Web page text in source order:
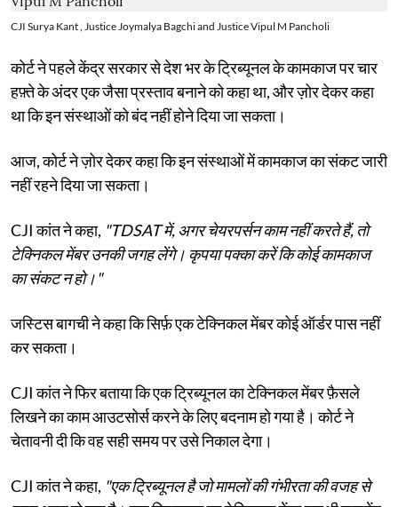
CJI Surya Kant , Justice Joymalya Bagchi and Justice Vipul M Pancholi
कोर्ट ने पहले केंद्र सरकार से देश भर के ट्रिब्यूनल के कामकाज पर चार
हफ़्ते के अंदर एक जैसा प्रस्ताव बनाने को कहा था, और ज़ोर देकर कहा
था कि इन संस्थाओं को बंद नहीं होने दिया जा सकता।
आज, कोर्ट ने ज़ोर देकर कहा कि इन संस्थाओं में कामकाज का संकट जारी
नहीं रहने दिया जा सकता।
CJI कांत ने कहा, "TDSAT में, अगर चेयरपर्सन काम नहीं करते हैं, तो
टेक्निकल मेंबर उनकी जगह लेंगे। कृपया पक्का करें कि कोई कामकाज
का संकट न हो।"
जस्टिस बागची ने कहा कि सिर्फ़ एक टेक्निकल मेंबर कोई ऑर्डर पास नहीं
कर सकता।
CJI कांत ने फिर बताया कि एक ट्रिब्यूनल का टेक्निकल मेंबर फ़ैसले
लिखने का काम आउटसोर्स करने के लिए बदनाम हो गया है। कोर्ट ने
चेतावनी दी कि वह सही समय पर उसे निकाल देगा।
CJI कांत ने कहा, "एक ट्रिब्यूनल है जो मामलों की गंभीरता की वजह से